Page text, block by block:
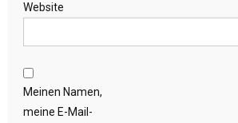
Website
Meinen Namen,
meine E-Mail-